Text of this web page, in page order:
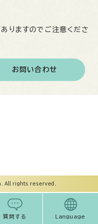
質問する Language
りますのでご注意くださ
お問い合わせ
All rights reserved.